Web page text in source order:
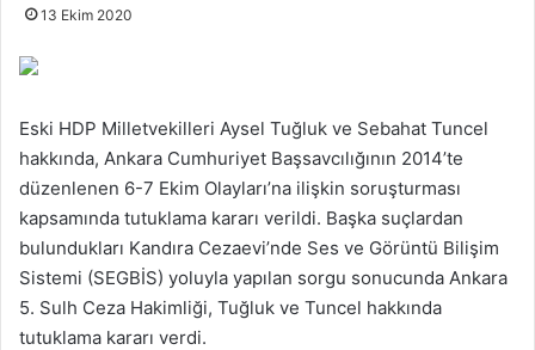
13 Ekim 2020
Eski HDP Milletvekilleri Aysel Tuğluk ve Sebahat Tuncel
hakkında, Ankara Cumhuriyet Başsavcılığının 2014’te
düzenlenen 6-7 Ekim Olayları’na ilişkin soruşturması
kapsamında tutuklama kararı verildi. Başka suçlardan
bulundukları Kandıra Cezaevi’nde Ses ve Görüntü Bilişim
Sistemi (SEGBİS) yoluyla yapılan sorgu sonucunda Ankara
5. Sulh Ceza Hakimliği, Tuğluk ve Tuncel hakkında
tutuklama kararı verdi.